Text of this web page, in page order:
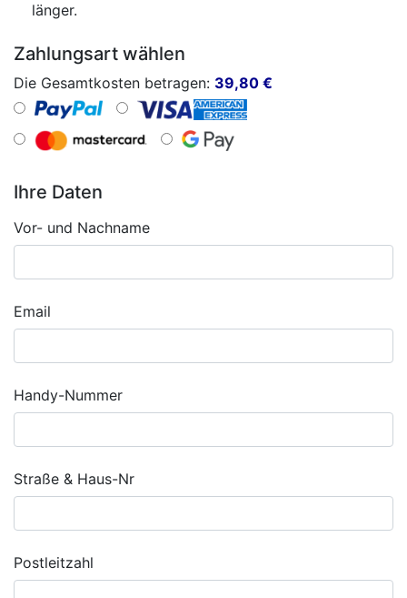
länger.
Zahlungsart wählen
Die Gesamtkosten betragen: 39,80 €
Ihre Daten
Vor- und Nachname
Email
Handy-Nummer
Straße & Haus-Nr
Postleitzahl